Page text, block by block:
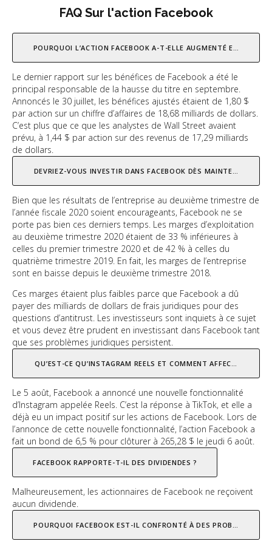
FAQ Sur l'action Facebook
POURQUOI L’ACTION FACEBOOK A-T-ELLE AUGMENTÉ EN AOÛT ?
Le dernier rapport sur les bénéfices de Facebook a été le
principal responsable de la hausse du titre en septembre.
Annoncés le 30 juillet, les bénéfices ajustés étaient de 1,80 $
par action sur un chiffre d’affaires de 18,68 milliards de dollars.
C’est plus que ce que les analystes de Wall Street avaient
prévu, à 1,44 $ par action sur des revenus de 17,29 milliards
de dollars.
DEVRIEZ-VOUS INVESTIR DANS FACEBOOK DÈS MAINTENANT ?
Bien que les résultats de l’entreprise au deuxième trimestre de
l’année fiscale 2020 soient encourageants, Facebook ne se
porte pas bien ces derniers temps. Les marges d’exploitation
au deuxième trimestre 2020 étaient de 33 % inférieures à
celles du premier trimestre 2020 et de 42 % à celles du
quatrième trimestre 2019. En fait, les marges de l’entreprise
sont en baisse depuis le deuxième trimestre 2018.
Ces marges étaient plus faibles parce que Facebook a dû
payer des milliards de dollars de frais juridiques pour des
questions d’antitrust. Les investisseurs sont inquiets à ce sujet
et vous devez être prudent en investissant dans Facebook tant
que ses problèmes juridiques persistent.
QU’EST-CE QU’INSTAGRAM REELS ET COMMENT AFFECTE-T-IL
Le 5 août, Facebook a annoncé une nouvelle fonctionnalité
d’Instagram appelée Reels. C’est la réponse à TikTok, et elle a
déjà eu un impact positif sur les actions de Facebook. Lors de
l’annonce de cette nouvelle fonctionnalité, l’action Facebook a
fait un bond de 6,5 % pour clôturer à 265,28 $ le jeudi 6 août.
FACEBOOK RAPPORTE-T-IL DES DIVIDENDES ?
Malheureusement, les actionnaires de Facebook ne reçoivent
aucun dividende.
POURQUOI FACEBOOK EST-IL CONFRONTÉ À DES PROBLÈMES